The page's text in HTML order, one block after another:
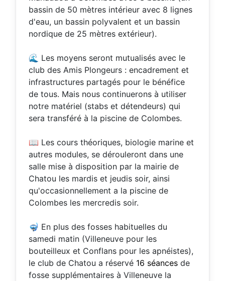
bassin de 50 mètres intérieur avec 8 lignes
d'eau, un bassin polyvalent et un bassin
nordique de 25 mètres extérieur).
🌊 Les moyens seront mutualisés avec le
club des Amis Plongeurs : encadrement et
infrastructures partagés pour le bénéfice
de tous. Mais nous continuerons à utiliser
notre matériel (stabs et détendeurs) qui
sera transféré à la piscine de Colombes.
📖 Les cours théoriques, biologie marine et
autres modules, se dérouleront dans une
salle mise à disposition par la mairie de
Chatou les mardis et jeudis soir, ainsi
qu'occasionnellement a la piscine de
Colombes les mercredis soir.
🤿 En plus des fosses habituelles du
samedi matin (Villeneuve pour les
bouteilleux et Conflans pour les apnéistes),
le club de Chatou a réservé 16 séances de
fosse supplémentaires à Villeneuve la